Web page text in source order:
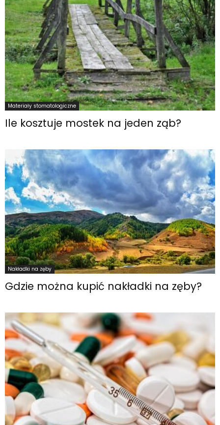
Materiały stomatologiczne
Ile kosztuje mostek na jeden ząb?
Nakładki na zęby
Gdzie można kupić nakładki na zęby?